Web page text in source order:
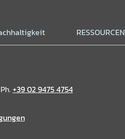
RESSOURCEN
+39 02 9475 4754